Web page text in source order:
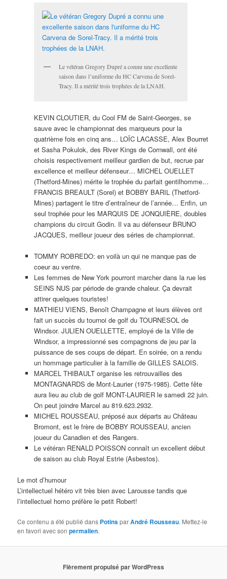
Le vétéran Gregory Dupré a connu une excellente
saison dans l’uniforme du HC Carvena de Sorel-
Tracy. Il a mérité trois trophées de la LNAH.
KEVIN CLOUTIER, du Cool FM de Saint-Georges, se
sauve avec le championnat des marqueurs pour la
quatrième fois en cinq ans… LOÏC LACASSE, Alex Bourret
et Sasha Pokulok, des River Kings de Cornwall, ont été
choisis respectivement meilleur gardien de but, recrue par
excellence et meilleur défenseur… MICHEL OUELLET
(Thetford-Mines) mérite le trophée du parfait gentilhomme…
FRANCIS BREAULT (Sorel) et BOBBY BARIL (Thetford-
Mines) partagent le titre d’entraîneur de l’année… Enfin, un
seul trophée pour les MARQUIS DE JONQUIÈRE, doubles
champions du circuit Godin. Il va au défenseur BRUNO
JACQUES, meilleur joueur des séries de championnat.
TOMMY ROBREDO: en voilà un qui ne manque pas de
coeur au ventre.
Les femmes de New York pourront marcher dans la rue les
SEINS NUS par période de grande chaleur. Ça devrait
attirer quelques touristes!
MATHIEU VIENS, Benoît Champagne et leurs élèves ont
fait un succès du tournoi de golf du TOURNESOL de
Windsor. JULIEN OUELLETTE, employé de la Ville de
Windsor, a impressionné ses compagnons de jeu par la
puissance de ses coups de départ. En soirée, on a rendu
un hommage particulier à la famille de GILLES SALOIS.
MARCEL THIBAULT organise les retrouvailles des
MONTAGNARDS de Mont-Laurier (1975-1985). Cette fête
aura lieu au club de golf MONT-LAURIER le samedi 22 juin.
On peut joindre Marcel au 819.623.2932.
MICHEL ROUSSEAU, préposé aux départs au Château
Bromont, est le frère de BOBBY ROUSSEAU, ancien
joueur du Canadien et des Rangers.
Le vétéran RENALD POISSON connaît un excellent début
de saison au club Royal Estrie (Asbestos).
Le mot d’humour
L’intellectuel hétéro vit très bien avec Larousse tandis que
l’intellectuel homo préfère le petit Robert!
Ce contenu a été publié dans PotinsparAndré Rousseau. Mettez-le
en favori avec sonpermalien.
Fièrement propulsé par WordPress